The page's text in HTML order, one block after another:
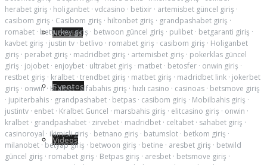
Noticias
Eventos
Videos
herabet giriş · holiganbet · vdcasino · betixir · artemisbet güncel giriş ·
casibom giriş · Casibom giriş · hiltonbet giriş · grandpashabet giriş ·
romabet · betturkey giriş · betwoon güncel giriş · pulibet · betgaranti giriş ·
kavbet giriş · justin tv · betlivo · romabet giriş · casibom giriş · Holiganbet
giriş · perabet giriş · madridbet giriş · artemisbet giriş · pokerklas güncel
giriş · jojobet · enjoybet · ultrabet giriş · matbet · betosfer · onwin giriş ·
restbet giriş · kralbet · trendbet giriş · matbet giriş · madridbet link · jokerbet
giriş · onwin· Kralbet·alfabahis giriş · hızlı casino · casinoas · betsmove giriş
· jupiterbahis · grandpashabet · betpas · casibom giriş · Mobilbahis giriş ·
justintv · enbet · Kralbet Guncel · marsbahis giriş · elitcasino giriş · onwin ·
kralbet · grandpashabet · zirvebet · madridbet · celtabet · sahabet giriş ·
casinoroyal · ikimisli giriş · betnano giriş · batumslot · betkom giriş ·
milanobet ·betyap giriş · betwoon giriş · betine · aresbet giriş · betwild
güncel giriş · romabet giriş · Betpas giriş · aresbet · betsmove giriş ·